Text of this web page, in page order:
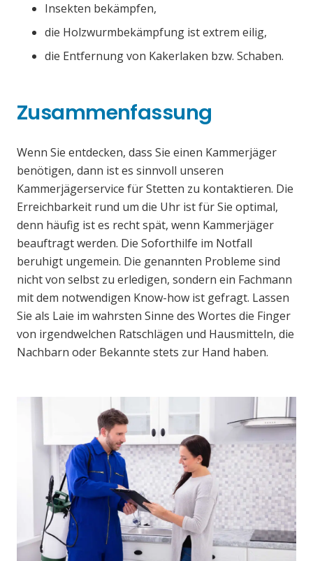
Insekten bekämpfen,
die Holzwurmbekämpfung ist extrem eilig,
die Entfernung von Kakerlaken bzw. Schaben.
Zusammenfassung
Wenn Sie entdecken, dass Sie einen Kammerjäger
benötigen, dann ist es sinnvoll unseren
Kammerjägerservice für Stetten zu kontaktieren. Die
Erreichbarkeit rund um die Uhr ist für Sie optimal,
denn häufig ist es recht spät, wenn Kammerjäger
beauftragt werden. Die Soforthilfe im Notfall
beruhigt ungemein. Die genannten Probleme sind
nicht von selbst zu erledigen, sondern ein Fachmann
mit dem notwendigen Know-how ist gefragt. Lassen
Sie als Laie im wahrsten Sinne des Wortes die Finger
von irgendwelchen Ratschlägen und Hausmitteln, die
Nachbarn oder Bekannte stets zur Hand haben.